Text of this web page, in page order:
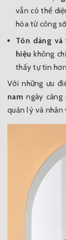
vẫn có thể
hóa từ công
Tôn dáng và
hiệu không
thấy tự tin
Với những ưu
nam ngày càng
quản lý và nhân